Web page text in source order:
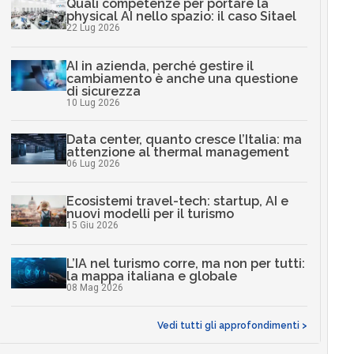
Quali competenze per portare la
physical AI nello spazio: il caso Sitael
22 Lug 2026
AI in azienda, perché gestire il
cambiamento è anche una questione
di sicurezza
10 Lug 2026
Data center, quanto cresce l’Italia: ma
attenzione al thermal management
06 Lug 2026
Ecosistemi travel-tech: startup, AI e
nuovi modelli per il turismo
15 Giu 2026
L’IA nel turismo corre, ma non per tutti:
la mappa italiana e globale
08 Mag 2026
Vedi tutti gli approfondimenti >